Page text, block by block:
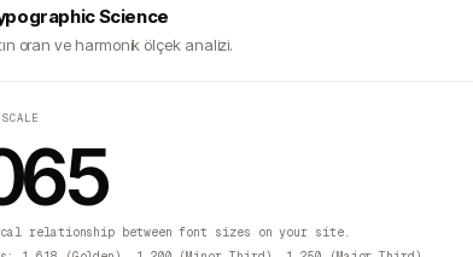
Science
oran ve harmonik ölçek analizi.
relationship between font sizes on your site.